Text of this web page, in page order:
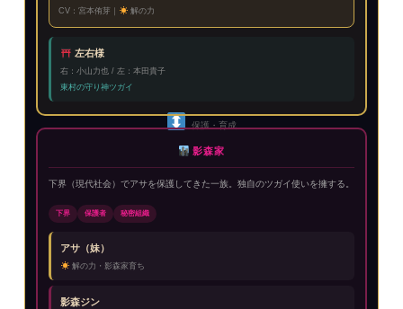
CV：宮本侑芽｜ 解の力
左右様
右：小山力也 / 左：本田貴子
東村の守り神ツガイ
保護・育成
影森家
下界（現代社会）でアサを保護してきた一族。独自のツガイ使いを擁する。
下界 保護者 秘密組織
アサ（妹）
解の力・影森家育ち
影森ジン